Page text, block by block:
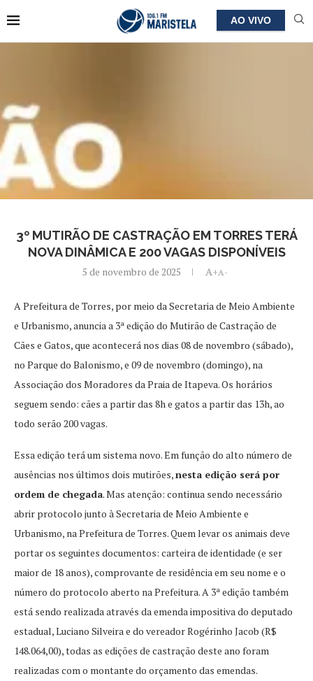
AO VIVO
3º MUTIRÃO DE CASTRAÇÃO EM TORRES TERÁ
NOVA DINÂMICA E 200 VAGAS DISPONÍVEIS
5 de novembro de 2025 A+A-
A Prefeitura de Torres, por meio da Secretaria de Meio Ambiente
e Urbanismo, anuncia a 3ª edição do Mutirão de Castração de
Cães e Gatos, que acontecerá nos dias 08 de novembro (sábado),
no Parque do Balonismo, e 09 de novembro (domingo), na
Associação dos Moradores da Praia de Itapeva. Os horários
seguem sendo: cães a partir das 8h e gatos a partir das 13h, ao
todo serão 200 vagas.
Essa edição terá um sistema novo. Em função do alto número de
ausências nos últimos dois mutirões,nesta edição será por
ordem de chegada. Mas atenção: continua sendo necessário
abrir protocolo junto à Secretaria de Meio Ambiente e
Urbanismo, na Prefeitura de Torres. Quem levar os animais deve
portar os seguintes documentos: carteira de identidade (e ser
maior de 18 anos), comprovante de residência em seu nome e o
número do protocolo aberto na Prefeitura. A 3ª edição também
está sendo realizada através da emenda impositiva do deputado
estadual, Luciano Silveira e do vereador Rogérinho Jacob (R$
148.064,00), todas as edições de castração deste ano foram
realizadas com o montante do orçamento das emendas.